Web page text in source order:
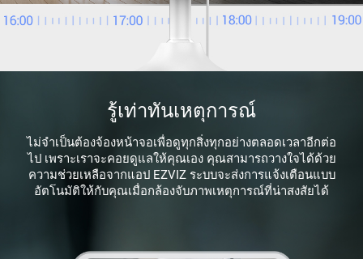
รู้เท่าทันเหตุการณ์
ไม่จำเป็นต้องจ้องหน้าจอเพื่อดูทุกสิ่งทุกอย่างตลอดเวลาอีกต่อ
ไป เพราะเราจะคอยดูแลให้คุณเอง คุณสามารถวางใจได้ด้วย
ความช่วยเหลือจากแอป EZVIZ ระบบจะส่งการแจ้งเตือนแบบ
อัตโนมัติให้กับคุณเมื่อกล้องจับภาพเหตุการณ์ที่น่าสงสัยได้